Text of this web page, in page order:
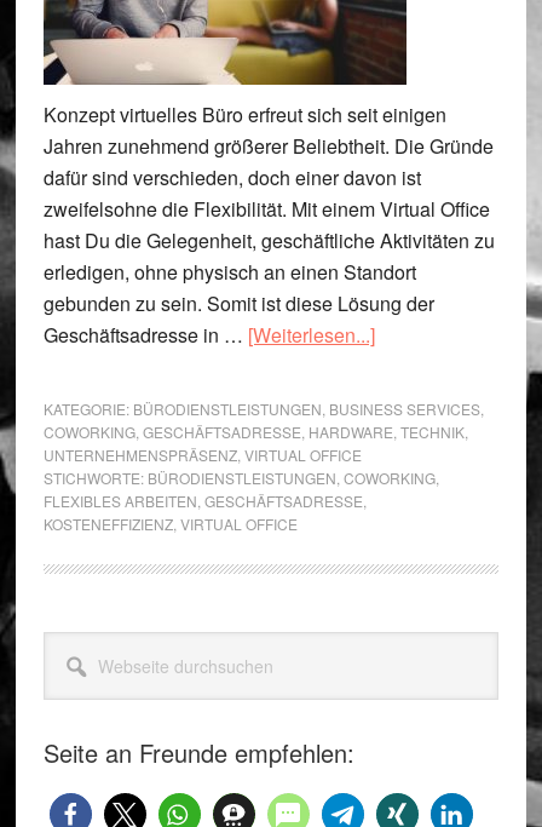
Konzept virtuelles Büro erfreut sich seit einigen
Jahren zunehmend größerer Beliebtheit. Die Gründe
dafür sind verschieden, doch einer davon ist
zweifelsohne die Flexibilität. Mit einem Virtual Office
hast Du die Gelegenheit, geschäftliche Aktivitäten zu
erledigen, ohne physisch an einen Standort
gebunden zu sein. Somit ist diese Lösung der
Geschäftsadresse in … [Weiterlesen...]ÜberVirtuelles
Geschäftsadresse
Berlin
KATEGORIE: BÜRODIENSTLEISTUNGEN BUSINESS SERVICES,
COWORKING, GESCHÄFTSADRESSE HARDWARE TECHNIK,
UNTERNEHMENSPRÄSENZ, VIRTUAL OFFICE
STICHWORTE: BÜRODIENSTLEISTUNGEN COWORKING,
FLEXIBLES ARBEITEN GESCHÄFTSADRESSE
KOSTENEFFIZIENZ, VIRTUAL OFFICE
Seitenspalte
durchsuchen
Seite an Freunde empfehlen: